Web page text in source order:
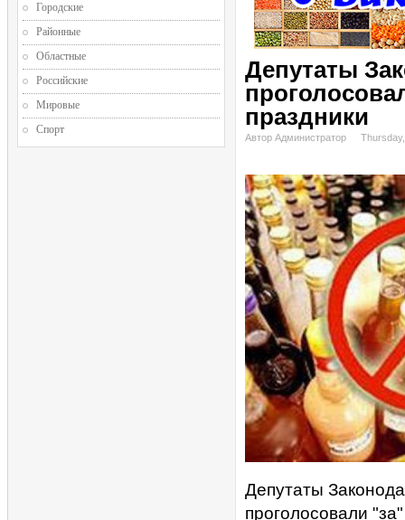
Депутаты
праздники
Автор Администратор
Депутаты
проголосовали
Городские
Районные
Областные
Российские
Мировые
Спорт